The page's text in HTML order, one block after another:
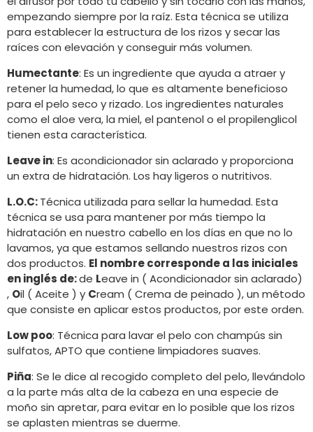
empezando siempre por la raíz. Esta técnica se utiliza
para establecer la estructura de los rizos y secar las
raíces con elevación y conseguir más volumen.
Humectante: Es un ingrediente que ayuda a atraer y
retener la humedad, lo que es altamente beneficioso
para el pelo seco y rizado. Los ingredientes naturales
como el aloe vera, la miel, el pantenol o el propilenglicol
tienen esta característica.
Leave in: Es acondicionador sin aclarado y proporciona
un extra de hidratación. Los hay ligeros o nutritivos.
L.O.C:Técnica utilizada para sellar la humedad. Esta
técnica se usa para mantener por más tiempo la
hidratación en nuestro cabello en los días en que no lo
lavamos, ya que estamos sellando nuestros rizos con
dos productos. El nombre corresponde a las iniciales
en inglés de:de Leave in ( Acondicionador sin aclarado)
, Oil ( Aceite ) y Cream ( Crema de peinado ), un método
que consiste en aplicar estos productos, por este orden.
Low poo: Técnica para lavar el pelo con champús sin
sulfatos, APTO que contiene limpiadores suaves.
Piña: Se le dice al recogido completo del pelo, llevándolo
a la parte más alta de la cabeza en una especie de
moño sin apretar, para evitar en lo posible que los rizos
se aplasten mientras se duerme.